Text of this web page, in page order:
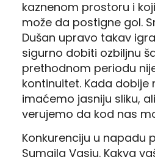
kaznenom prostoru i
može da postigne gol.
Dušan upravo takav
sigurno dobiti ozbiljnu
prethodnom periodu
kontinuitet. Kada dobije
imaćemo jasniju sliku,
verujemo da kod nas
Konkurenciju u napadu
Sumaila Vasiu. Kakva